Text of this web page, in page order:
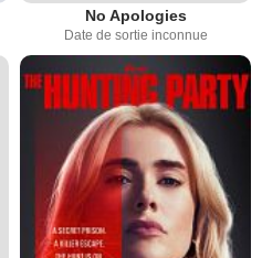
No Apologies
Date de sortie inconnue